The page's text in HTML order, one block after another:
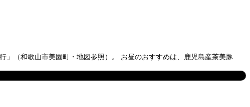
」（和歌山市美園町・地図参照）。 お昼のおすすめは、鹿児島産茶美豚